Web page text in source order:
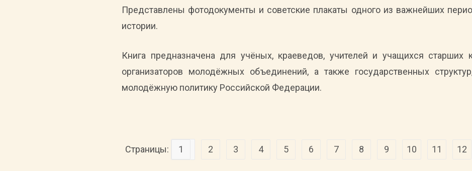
Представлены фотодокументы и советские плакаты одного из важнейших
истории.
Книга предназначена для учёных, краеведов, учителей и учащихся старших
организаторов молодёжных объединений, а также государственных
молодёжную политику Российской Федерации.
Страницы: 1 2 3 4 5 6 7 8 9 10 11 12